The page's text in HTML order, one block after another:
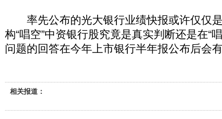
率先公布的光大银行业绩快报或许仅仅
构“唱空”中资银行股究竟是真实判断还是在“
问题的回答在今年上市银行半年报公布后会
相关报道：